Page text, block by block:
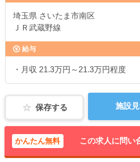
埼玉県 さいたま市南区
ＪＲ武蔵野線
給与
・月収 21.3万円～21.3万円程度
保存する 施設
かんたん無料 この求人に問い